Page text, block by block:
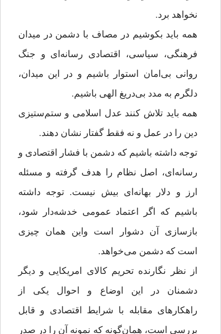
نخواهد برد.
همه باید بکوشیم در مصاف با دشمن در میدان
فرهنگی، سیاسی، اقتصادی رسانه‌ای و جنگ
روانی بی‌امان استوار باشیم و در این میدان،
دلگرم به مدد بی‌دریغ الهی باشیم.
همه باید تلاش کنند عدل اسلامی و ستم‌ستیزی
دین را در عمل و نه فقط گفتار نشان دهند.
توجه داشته باشیم که دشمن با فشار اقتصادی و
رسانه‌ای، اصل نظام را هدف گرفته و مسئله
ارز و دلار بهانه‌ای بیش نیست. توجه داشته
باشیم که اگر اعتماد عمومی خدشه‌دار شود،
بازسازی آن دشوار است واین همان چیزی
است که دشمن می‌خواهد.
از نظر نگارنده تحریم کالای امریکایی و دیگر
دشمنان در این اوضاع و احوال یکی از
راهکارهای مقابله
با شرایط اقتصادی و قابل
بررسی است، همانگونه که نمونه آن را در صدر